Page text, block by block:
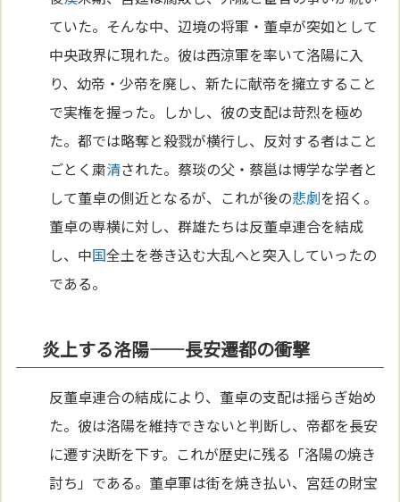
ていた。そんな中、辺境の将軍・董卓が突如として
中央政界に現れた。彼は西涼軍を率いて洛陽に入
り、幼帝・少帝を廃し、新たに献帝を擁立すること
で実権を握った。しかし、彼の支配は苛烈を極め
た。都では略奪と殺戮が横行し、反対する者はこと
ごとく粛清された。蔡琰の父・蔡邕は博学な学者と
して董卓の側近となるが、これが後の悲劇を招く。
董卓の専横に対し、群雄たちは反董卓連合を結成
し、中国全土を巻き込む大乱へと突入していったの
である。
炎上する洛陽——長安遷都の衝撃
反董卓連合の結成により、董卓の支配は揺らぎ始め
た。彼は洛陽を維持できないと判断し、帝都を長安
に遷す決断を下す。これが歴史に残る「洛陽の焼き
討ち」である。董卓軍は街を焼き払い、宮廷の財宝